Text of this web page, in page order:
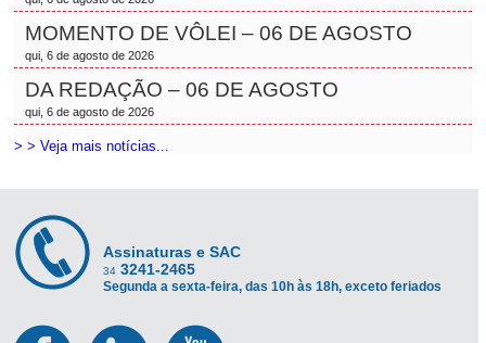
MOMENTO DE VÔLEI – 06 DE AGOSTO
qui, 6 de agosto de 2026
DA REDAÇÃO – 06 DE AGOSTO
qui, 6 de agosto de 2026
> > Veja mais notícias...
Assinaturas e SAC
34 3241-2465
Segunda a sexta-feira, das 10h às 18h, exceto feriados